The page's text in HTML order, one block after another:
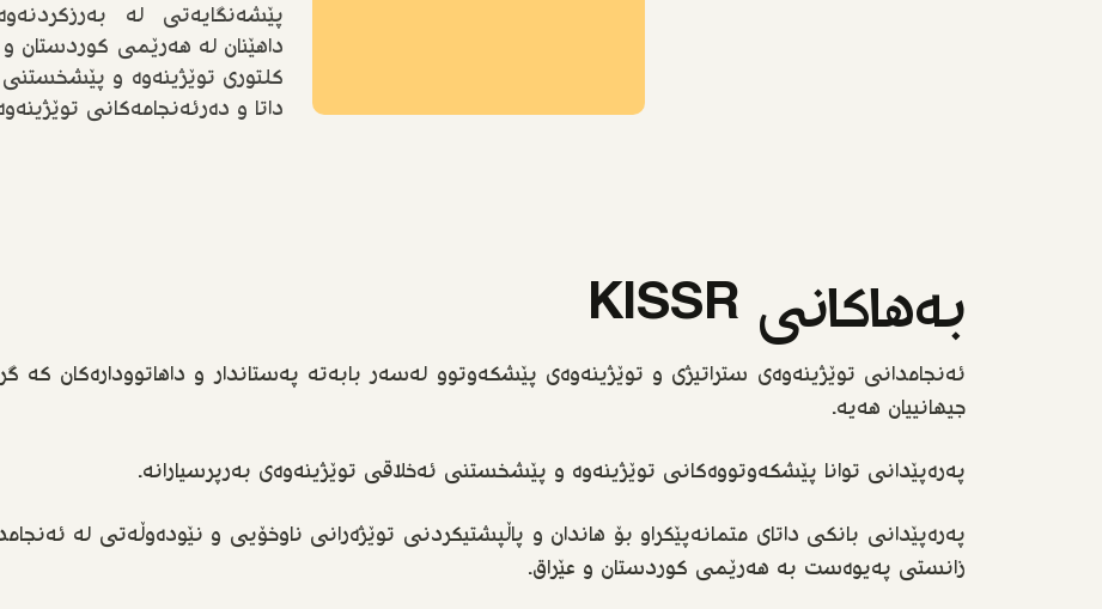
پێشەنگایەتی لە
داهێنان لە هەرێمی کوردستان
کلتوری توێژینەوە و پێشخستنی
داتا و دەرئەنجامەکانی
بەهاکانی KISSR
ئەنجامدانی توێژینەوەی ستراتیژی و توێژینەوەی پێشکەوتوو لەسەر بابەتە پەستاندار و داهاتوودارەکان کە
جیهانییان هەیە.
پەرەپێدانی توانا پێشکەوتووەکانی توێژینەوە و پێشخستنی ئەخلاقی توێژینەوەی بەرپرسیارانە.
پەرەپێدانی بانکی داتای متمانەپێکراو بۆ هاندان و پاڵپشتیکردنی توێژەرانی ناوخۆیی و نێودەوڵەتی لە
زانستی پەیوەست بە هەرێمی کوردستان و عێراق.